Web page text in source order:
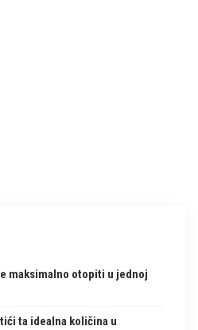
maksimalno otopiti u jednoj
ta idealna količina u